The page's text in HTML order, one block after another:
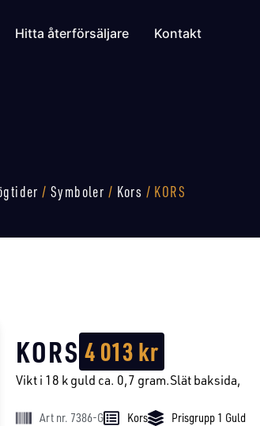
Hitta återförsäljare Kontakt
/Symboler / Kors / KORS
KORS 4 013kr
Vikt i 18 k guld ca. 0,7 gram.Slät baksida,
Art nr. 7386-G Kors Prisgrupp 1 Guld